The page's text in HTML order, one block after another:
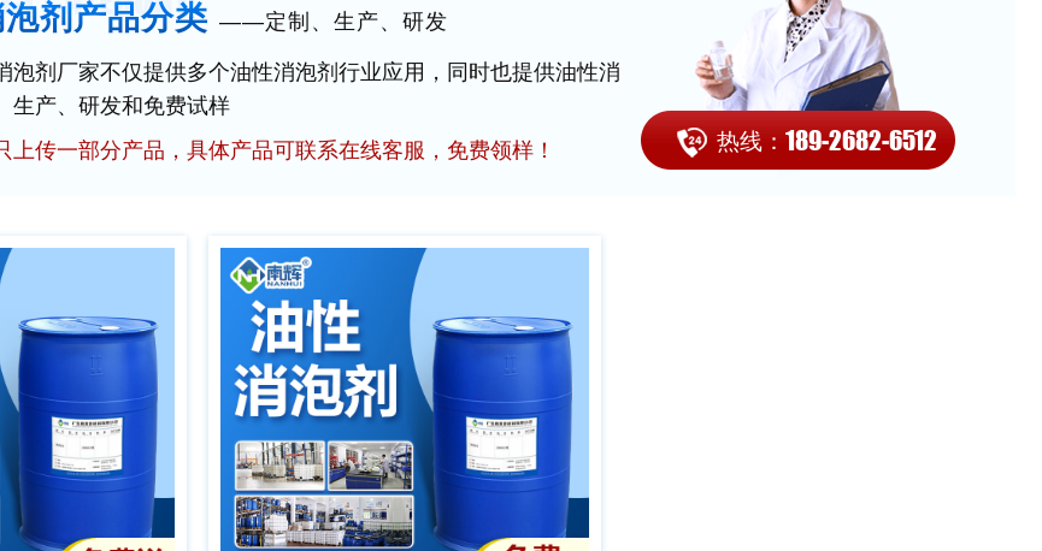
剂产品分类 ——定制、生产、研发
泡剂厂家不仅提供多个油性消泡剂行业应用，同时也提供油性消
生产、研发和免费试样
上传一部分产品，具体产品可联系在线客服，免费领样！
热线： 189-2682-6512